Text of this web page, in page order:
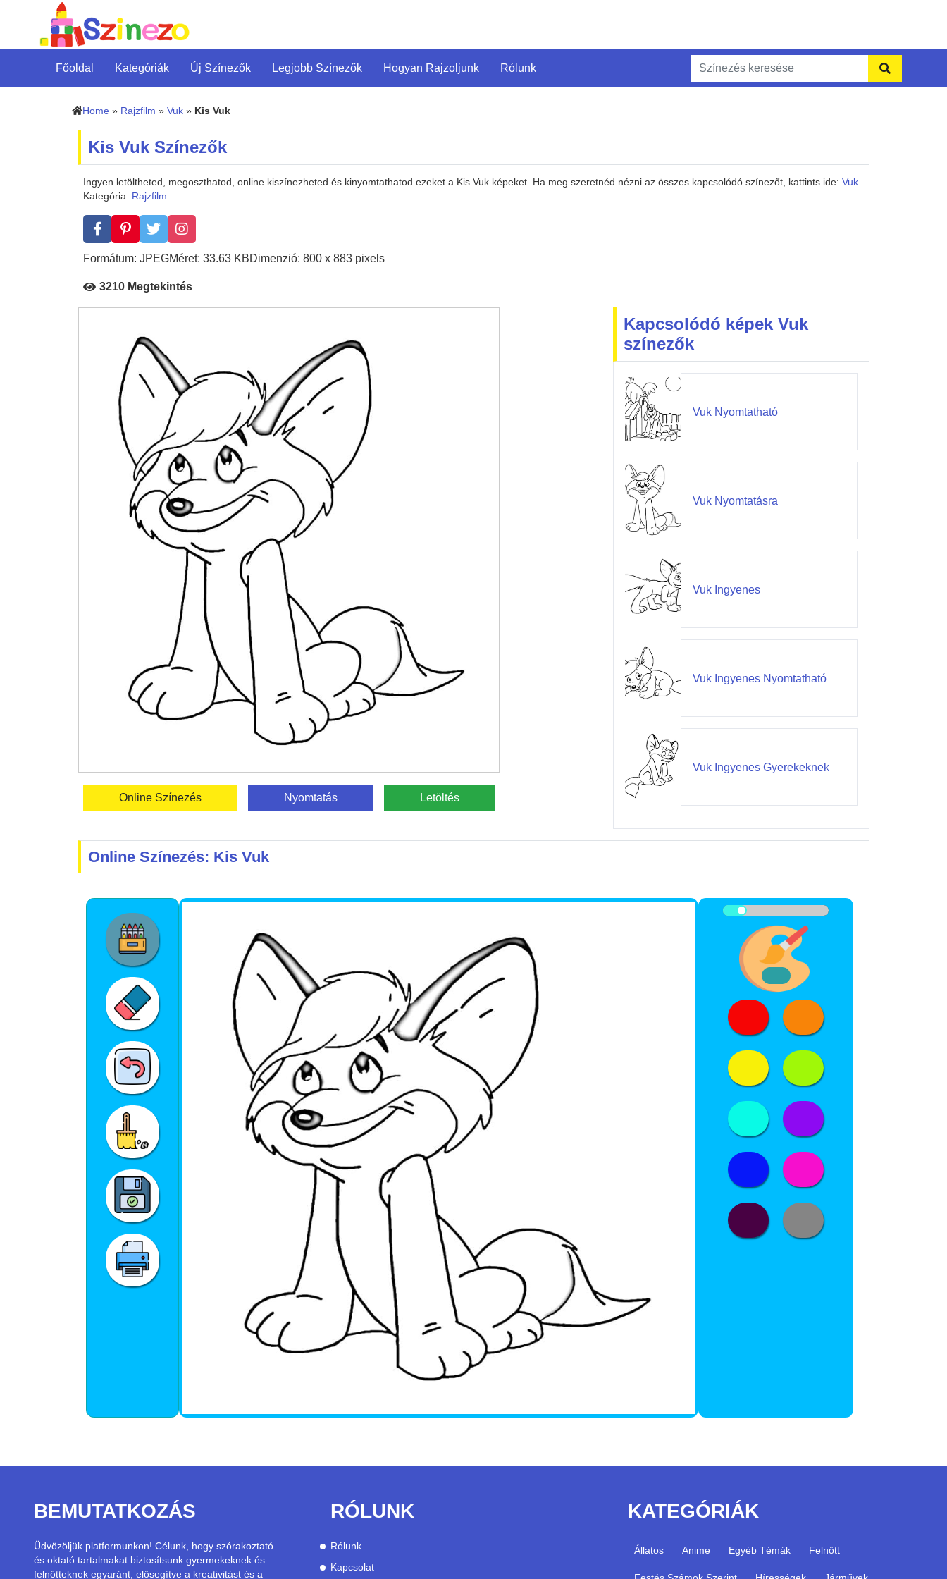
Főoldal Kategóriák Új Színezők Legjobb Színezők Hogyan Rajzoljunk Rólunk
Home » Rajzfilm » Vuk » Kis Vuk
Kis Vuk Színezők
Ingyen letöltheted, megoszthatod, online kiszínezheted és kinyomtathatod ezeket a Kis Vuk képeket. Ha meg szeretnéd nézni az összes kapcsolódó színezőt, kattints ide: Vuk.
Kategória: Rajzfilm
Formátum: JPEGMéret: 33.63 KBDimenzió: 800 x 883 pixels
3210 Megtekintés
Online Színezés Nyomtatás Letöltés
Kapcsolódó képek Vuk
színezők
Vuk Nyomtatható
Vuk Nyomtatásra
Vuk Ingyenes
Vuk Ingyenes Nyomtatható
Vuk Ingyenes Gyerekeknek
Online Színezés: Kis Vuk
BEMUTATKOZÁS
Üdvözöljük platformunkon! Célunk, hogy szórakoztató
és oktató tartalmakat biztosítsunk gyermekeknek és
felnőtteknek egyaránt, elősegítve a kreativitást és a
RÓLUNK
Rólunk
Kapcsolat
KATEGÓRIÁK
Állatos Anime Egyéb Témák Felnőtt